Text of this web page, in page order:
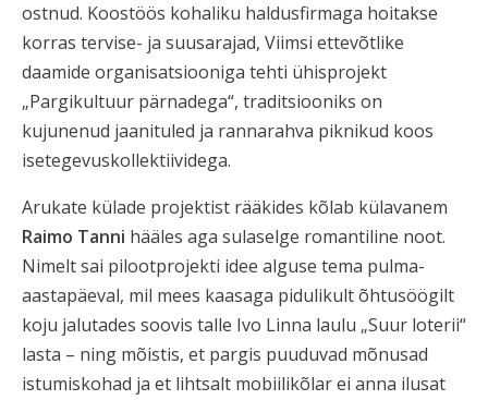
ostnud. Koostöös kohaliku haldusfirmaga hoitakse
korras tervise- ja suusarajad, Viimsi ettevõtlike
daamide organisatsiooniga tehti ühisprojekt
„Pargikultuur pärnadega“, traditsiooniks on
kujunenud jaanituled ja rannarahva piknikud koos
isetegevuskollektiividega.
Arukate külade projektist rääkides kõlab külavanem
Raimo Tanni hääles aga sulaselge romantiline noot.
Nimelt sai pilootprojekti idee alguse tema pulma-
aastapäeval, mil mees kaasaga pidulikult õhtusöögilt
koju jalutades soovis talle Ivo Linna laulu „Suur loterii“
lasta – ning mõistis, et pargis puuduvad mõnusad
istumiskohad ja et lihtsalt mobiilikõlar ei anna ilusat